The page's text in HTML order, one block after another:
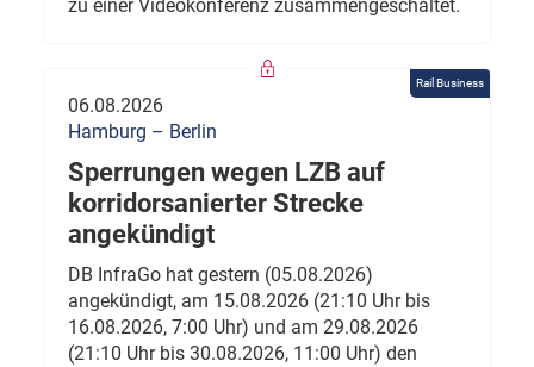
zu einer Videokonferenz zusammengeschaltet.
Rail Business
06.08.2026
Hamburg – Berlin
Sperrungen wegen LZB auf
korridorsanierter Strecke
angekündigt
DB InfraGo hat gestern (05.08.2026)
angekündigt, am 15.08.2026 (21:10 Uhr bis
16.08.2026, 7:00 Uhr) und am 29.08.2026
(21:10 Uhr bis 30.08.2026, 11:00 Uhr) den